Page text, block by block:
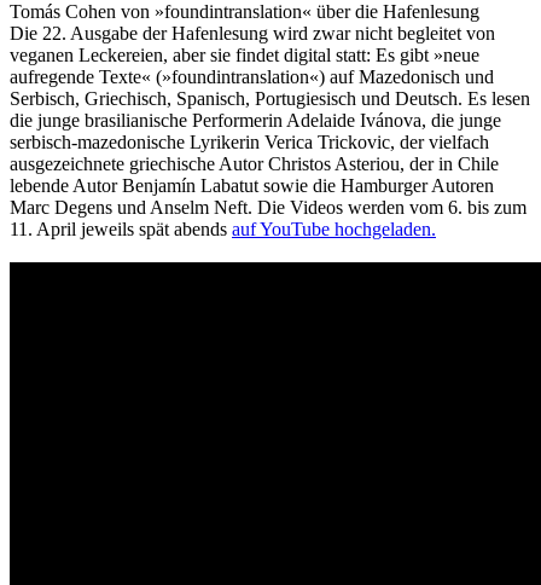
Tomás Cohen von »foundintranslation« über die Hafenlesung
Die 22. Ausgabe der Hafenlesung wird zwar nicht begleitet von
veganen Leckereien, aber sie findet digital statt: Es gibt »neue
aufregende Texte« (»foundintranslation«) auf Mazedonisch und
Serbisch, Griechisch, Spanisch, Portugiesisch und Deutsch. Es lesen
die junge brasilianische Performerin Adelaide Ivánova, die junge
serbisch-mazedonische Lyrikerin Verica Trickovic, der vielfach
ausgezeichnete griechische Autor Christos Asteriou, der in Chile
lebende Autor Benjamín Labatut sowie die Hamburger Autoren
Marc Degens und Anselm Neft. Die Videos werden vom 6. bis zum
11. April jeweils spät abends auf YouTube hochgeladen.